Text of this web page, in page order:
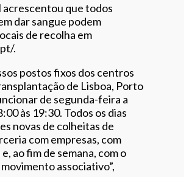
acrescentou que todos
dar sangue podem
de recolha em
.
postos fixos dos centros
de Lisboa, Porto
de segunda-feira a
às 19:30. Todos os dias
novas de colheitas de
com empresas, com
ao fim de semana, com o
associativo”,